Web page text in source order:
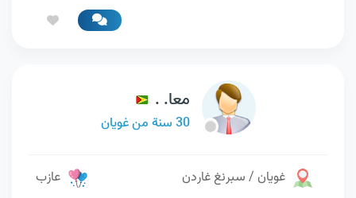
معا. .
30 سنة من غويان
غويان / سبرنغ غاردن عازب